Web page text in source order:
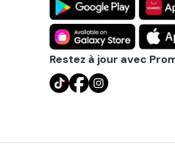
Restez à jour avec